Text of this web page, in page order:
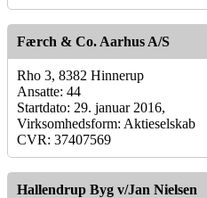
Færch & Co. Aarhus A/S
Rho 3, 8382 Hinnerup
Ansatte: 44
Startdato: 29. januar 2016,
Virksomhedsform: Aktieselskab
CVR: 37407569
Hallendrup Byg v/Jan Nielsen